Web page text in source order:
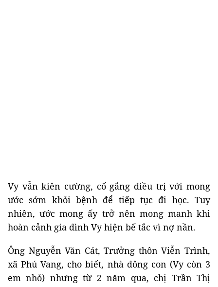
Vy vẫn kiên cường, cố gắng điều trị với mong
ước sớm khỏi bệnh để tiếp tục đi học. Tuy
nhiên, ước mong ấy trở nên mong manh khi
hoàn cảnh gia đình Vy hiện bế tắc vì nợ nần.
Ông Nguyễn Văn Cát, Trưởng thôn Viễn Trình,
xã Phú Vang, cho biết, nhà đông con (Vy còn 3
em nhỏ) nhưng từ 2 năm qua, chị Trần Thị